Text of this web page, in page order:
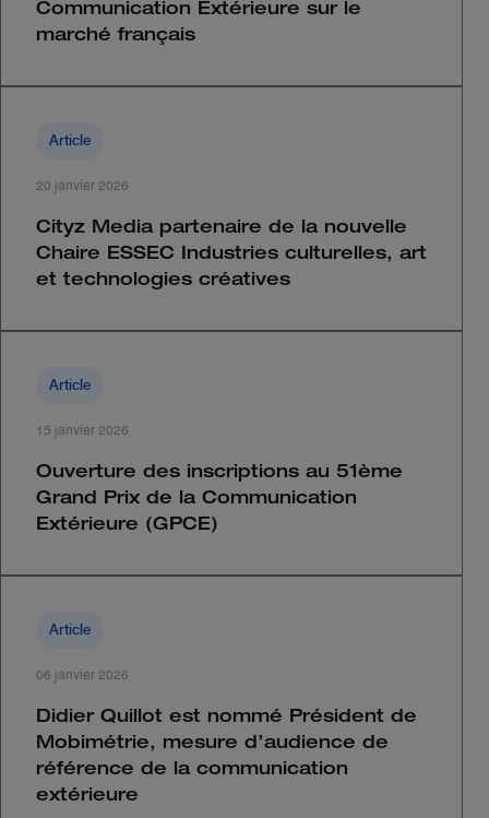
Communication Extérieure sur le
marché français
Article
20 janvier 2026
Cityz Media partenaire de la nouvelle
Chaire ESSEC Industries culturelles, art
et technologies créatives
Article
15 janvier 2026
Ouverture des inscriptions au 51ème
Grand Prix de la Communication
Extérieure (GPCE)
Article
06 janvier 2026
Didier Quillot est nommé Président de
Mobimétrie, mesure d’audience de
référence de la communication
extérieure